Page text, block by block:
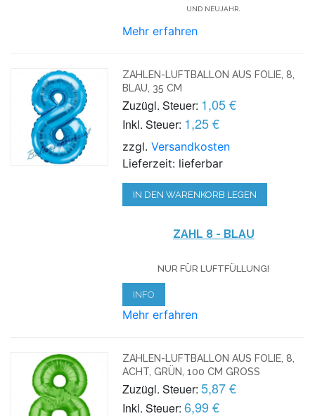
UND NEUJAHR.
Mehr erfahren
ZAHLEN-LUFTBALLON AUS FOLIE, 8,
BLAU, 35 CM
Zuzügl. Steuer: 1,05 €
Inkl. Steuer: 1,25 €
zzgl.Versandkosten
Lieferzeit: lieferbar
IN DEN WARENKORB LEGEN
ZAHL 8 - BLAU
NUR FÜR LUFTFÜLLUNG!
INFO
Mehr erfahren
ZAHLEN-LUFTBALLON AUS FOLIE, 8,
ACHT, GRÜN, 100 CM GROSS
Zuzügl. Steuer: 5,87 €
Inkl. Steuer: 6,99 €